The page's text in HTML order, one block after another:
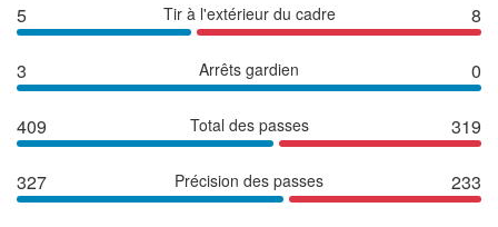
5 Tir à l'extérieur du cadre 8
3 Arrêts gardien 0
409 Total des passes 319
327 Précision des passes 233